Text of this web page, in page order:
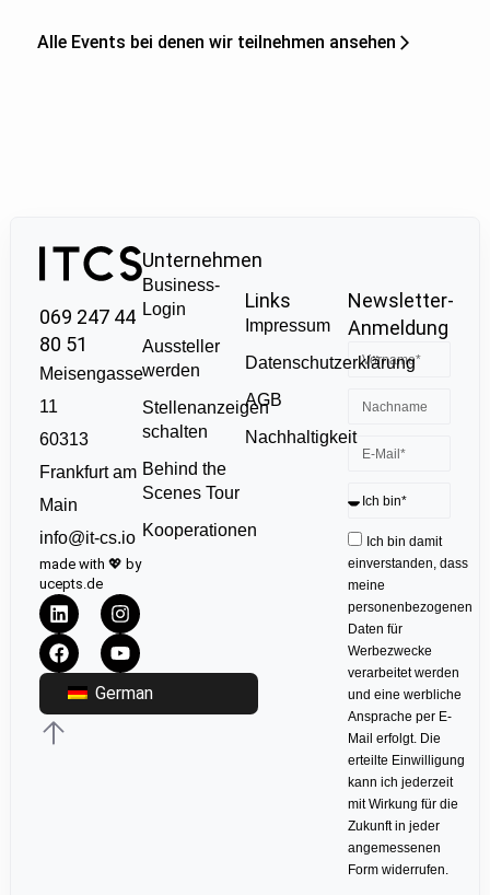
Alle Events bei denen wir teilnehmen ansehen
069 247 44
80 51
Meisengasse
11
60313
Frankfurt am
Main
info@it-cs.io
made with 💖 by
ucepts.de
German
Unternehmen
Business-
Login
Aussteller
werden
Stellenanzeigen
schalten
Behind the
Scenes Tour
Kooperationen
Links
Impressum
Datenschutzerklärung
AGB
Nachhaltigkeit
Newsletter-
Anmeldung
Ich bin damit
einverstanden, dass
meine
personenbezogenen
Daten für
Werbezwecke
verarbeitet werden
und eine werbliche
Ansprache per E-
Mail erfolgt. Die
erteilte Einwilligung
kann ich jederzeit
mit Wirkung für die
Zukunft in jeder
angemessenen
Form widerrufen.